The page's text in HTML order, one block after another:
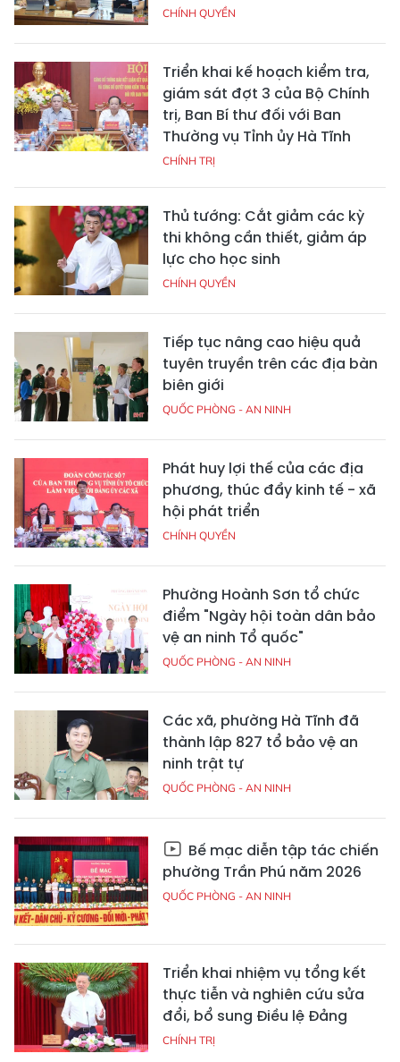
CHÍNH QUYỀN
Triển khai kế hoạch kiểm tra,
giám sát đợt 3 của Bộ Chính
trị, Ban Bí thư đối với Ban
Thường vụ Tỉnh ủy Hà Tĩnh
CHÍNH TRỊ
Thủ tướng: Cắt giảm các kỳ
thi không cần thiết, giảm áp
lực cho học sinh
CHÍNH QUYỀN
Tiếp tục nâng cao hiệu quả
tuyên truyền trên các địa bàn
biên giới
QUỐC PHÒNG - AN NINH
Phát huy lợi thế của các địa
phương, thúc đẩy kinh tế - xã
hội phát triển
CHÍNH QUYỀN
Phường Hoành Sơn tổ chức
điểm "Ngày hội toàn dân bảo
vệ an ninh Tổ quốc"
QUỐC PHÒNG - AN NINH
Các xã, phường Hà Tĩnh đã
thành lập 827 tổ bảo vệ an
ninh trật tự
QUỐC PHÒNG - AN NINH
Bế mạc diễn tập tác chiến
phường Trần Phú năm 2026
QUỐC PHÒNG - AN NINH
Triển khai nhiệm vụ tổng kết
thực tiễn và nghiên cứu sửa
đổi, bổ sung Điều lệ Đảng
CHÍNH TRỊ